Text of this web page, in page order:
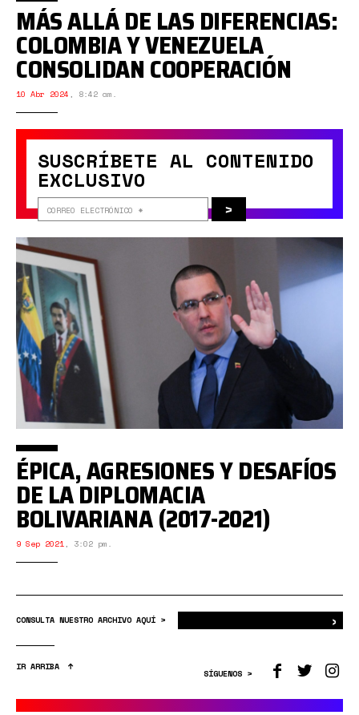
SUSCRÍBETE AL CONTENIDO
EXCLUSIVO
>
MÁS ALLÁ DE LAS DIFERENCIAS:
COLOMBIA Y VENEZUELA
CONSOLIDAN COOPERACIÓN
10 Abr 2024 , 8:42 am.
ÉPICA, AGRESIONES Y DESAFÍOS
DE LA DIPLOMACIA
BOLIVARIANA (2017-2021)
9 Sep 2021, 3:02 pm.
CONSULTA NUESTRO ARCHIVO AQUÍ > ›
IR ARRIBA
SÍGUENOS >